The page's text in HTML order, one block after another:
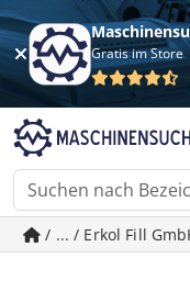
Gratis im Store
/ ... / Erkol Fill